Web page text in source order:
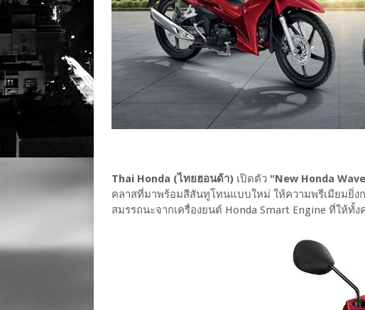
Thai Honda (ไทยฮอนด้า) เปิดตัว "New Honda
คลาสที่มาพร้อมสีสันทูโทนแบบใหม่ ให้ความพรีเมียมยิ่ง
สมรรถนะจากเครื่องยนต์ Honda Smart Engine ที่ให้